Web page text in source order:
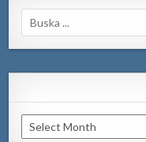
Search
for:
Archivo